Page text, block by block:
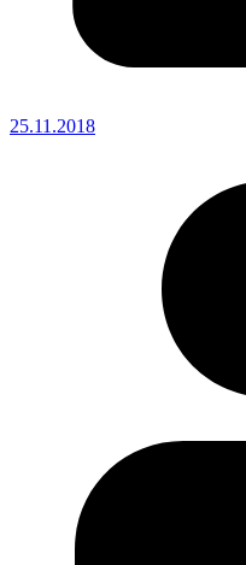
25.11.2018